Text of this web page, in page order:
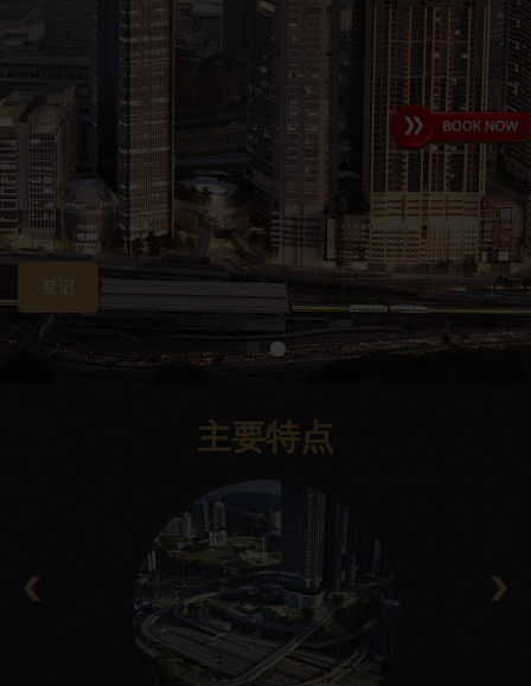
登记
主要特点